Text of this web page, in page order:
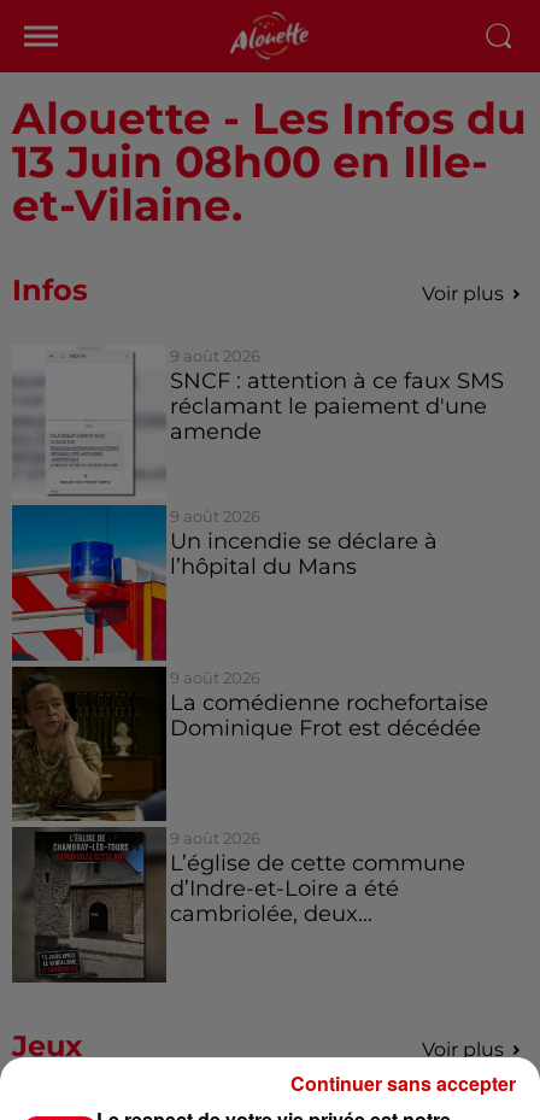
Alouette - Les Infos du
13 Juin 08h00 en Ille-
et-Vilaine.
Infos Voir plus
9 août 2026
SNCF : attention à ce faux SMS
réclamant le paiement d'une
amende
9 août 2026
Un incendie se déclare à
l’hôpital du Mans
9 août 2026
La comédienne rochefortaise
Dominique Frot est décédée
9 août 2026
L’église de cette commune
d’Indre-et-Loire a été
cambriolée, deux...
Jeux Voir plus
Gagnez vos places pour
Continuer sans accepter